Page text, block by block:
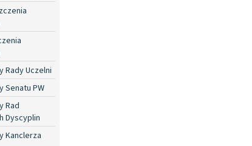
Rady Uczelni
Senatu PW
Rad
Dyscyplin
Kanclerza